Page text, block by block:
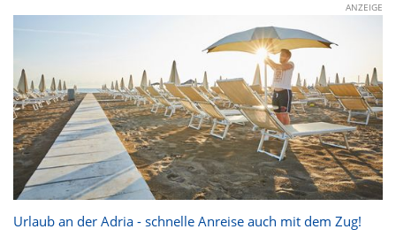
ANZEIGE
Urlaub an der Adria - schnelle Anreise auch mit dem Zug!